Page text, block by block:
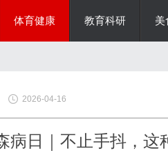
体育健康 教育科研 美
2026-04-16
病日｜不止手抖，这